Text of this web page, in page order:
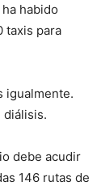
habido
taxis para
igualmente.
diálisis.
debe acudir
146 rutas de